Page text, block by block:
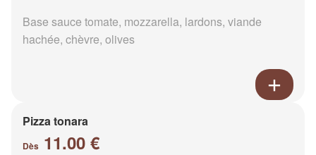
Base sauce tomate, mozzarella, lardons, viande
hachée, chèvre, olives
Pizza tonara
Dès 11.00 €